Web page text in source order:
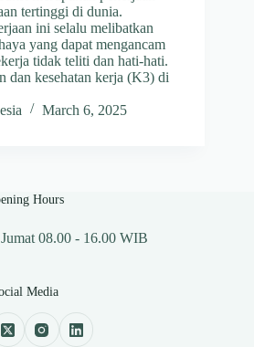
tertinggi di dunia.
ini selalu melibatkan
yang dapat mengancam
tidak teliti dan hati-hati.
dan kesehatan kerja (K3) di
March 6, 2025
Hours
08.00 - 16.00 WIB
Media